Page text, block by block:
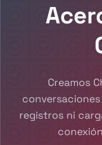
Creamos
registros ni